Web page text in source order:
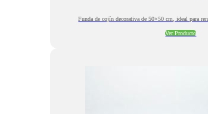
Funda de cojín decorativa de 50×50 cm, ideal para
Ver Producto